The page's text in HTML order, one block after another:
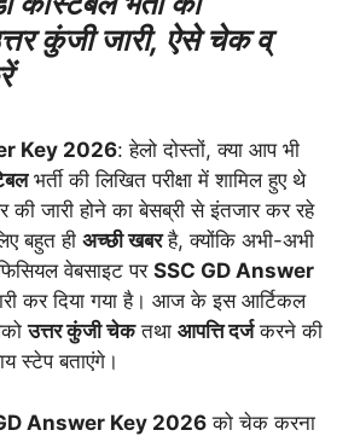
कुंजी जारी, ऐसे चेक व्
Key 2026: हेलो दोस्तों, क्या आप भी
भर्ती की लिखित परीक्षा में शामिल हुए थे
जारी होने का बेसब्री से इंतजार कर रहे
बहुत ही अच्छी खबरहै, क्योंकि अभी-अभी
वेबसाइट पर SSC GD Answer
कर दिया गया है। आज के इस आर्टिकल
उत्तर कुंजी चेकतथा आपत्ति दर्जकरने की
स्टेप बताएंगे।
Answer Key 2026 को चेक करना